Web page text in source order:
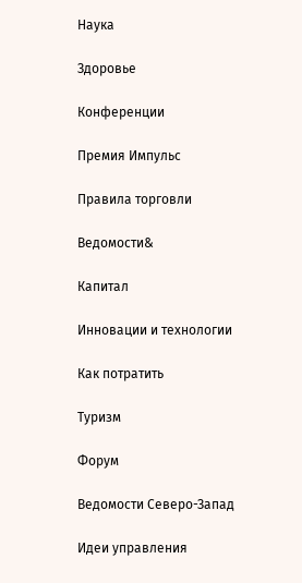
Наука
Здоровье
Конференции
Премия Импульс
Правила торговли
Ведомости&
Капитал
Инновации и технологии
Как потратить
Туризм
Форум
Ведомости Северо-Запад
Идеи управления